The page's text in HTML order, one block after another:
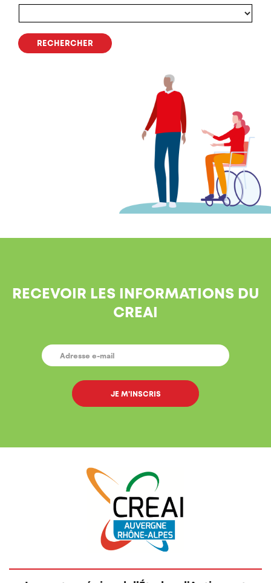
RECEVOIR LES INFORMATIONS DU
CREAI
E-
MAIL *